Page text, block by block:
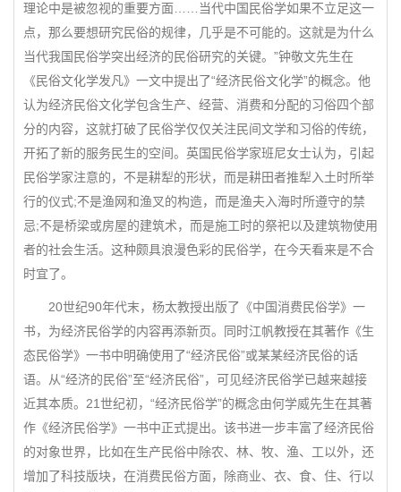
理论中是被忽视的重要方面……当代中国民俗学如果不立足这一
点，那么要想研究民俗的规律，几乎是不可能的。这就是为什么
当代我国民俗学突出经济的民俗研究的关键。”钟敬文先生在
《民俗文化学发凡》一文中提出了“经济民俗文化学”的概念。他
认为经济民俗文化学包含生产、经营、消费和分配的习俗四个部
分的内容，这就打破了民俗学仅仅关注民间文学和习俗的传统，
开拓了新的服务民生的空间。英国民俗学家班尼女士认为，引起
民俗学家注意的，不是耕犁的形状，而是耕田者推犁入土时所举
行的仪式;不是渔网和渔叉的构造，而是渔夫入海时所遵守的禁
忌;不是桥梁或房屋的建筑术，而是施工时的祭祀以及建筑物使用
者的社会生活。这种颇具浪漫色彩的民俗学，在今天看来是不合
时宜了。
20世纪90年代末，杨太教授出版了《中国消费民俗学》一
书，为经济民俗学的内容再添新页。同时江帆教授在其著作《生
态民俗学》一书中明确使用了“经济民俗”或某某经济民俗的话
语。从“经济的民俗”至“经济民俗”，可见经济民俗学已越来越接
近其本质。21世纪初，“经济民俗学”的概念由何学威先生在其著
作《经济民俗学》一书中正式提出。该书进一步丰富了经济民俗
的对象世界，比如在生产民俗中除农、林、牧、渔、工以外，还
增加了科技版块，在消费民俗方面，除商业、衣、食、住、行以